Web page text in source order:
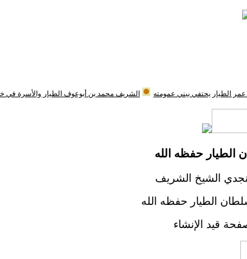
الطيار يحتفي ببني عمومته الشريف محمد بن أبوعوف الطيار والأسرة في
حفظه الله
الشيخ الشريف
الطيار حفظه الله
قيد الإنشاء